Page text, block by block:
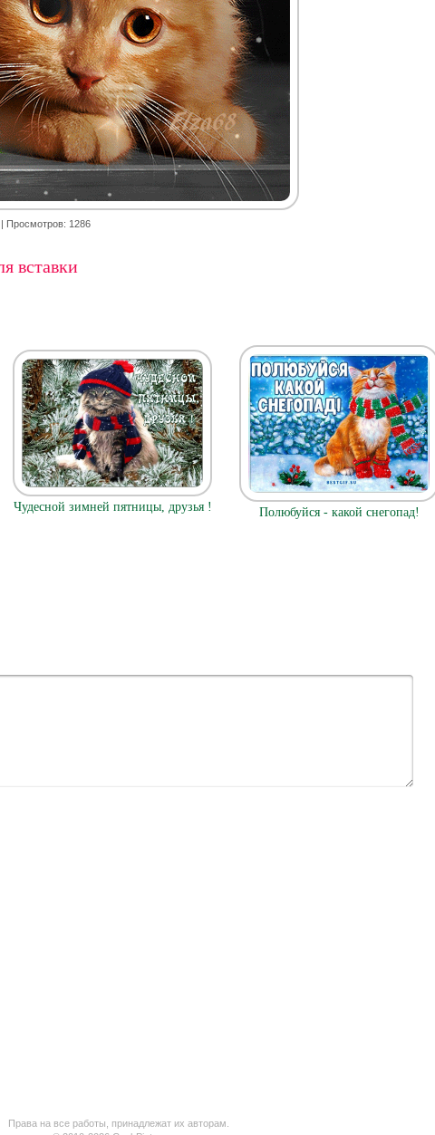
| Просмотров: 1286
вставки
Чудесной зимней пятницы, друзья ! Полюбуйся - какой снегопад!
Права на все работы, принадлежат их авторам.